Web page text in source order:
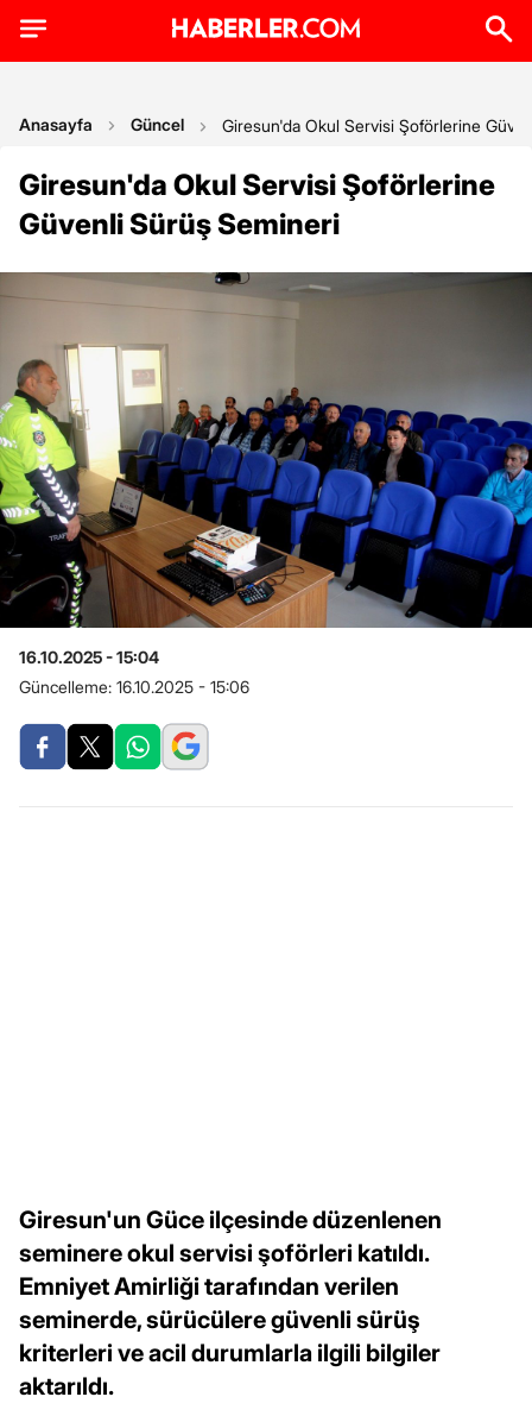
Anasayfa Güncel Giresun'da Okul Servisi Şoförlerine
Giresun'da Okul Servisi Şoförlerine
Güvenli Sürüş Semineri
16.10.2025 - 15:04
Güncelleme: 16.10.2025 - 15:06
Giresun'un Güce ilçesinde düzenlenen
seminere okul servisi şoförleri katıldı.
Emniyet Amirliği tarafından verilen
seminerde, sürücülere güvenli sürüş
kriterleri ve acil durumlarla ilgili bilgiler
aktarıldı.